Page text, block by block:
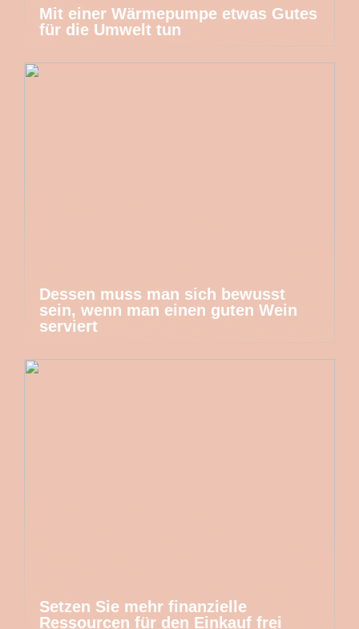
Mit einer Wärmepumpe etwas Gutes
für die Umwelt tun
Dessen muss man sich bewusst
sein, wenn man einen guten Wein
serviert
Setzen Sie mehr finanzielle
Ressourcen für den Einkauf frei